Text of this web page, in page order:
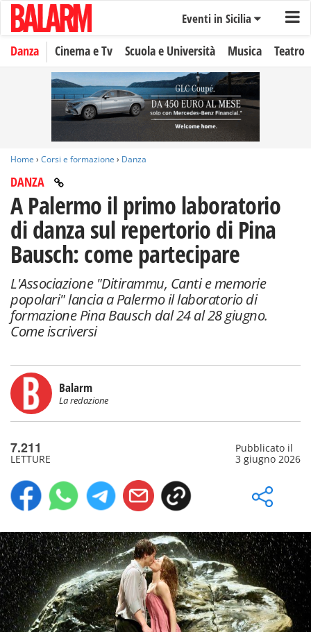
Eventi in Sicilia
Danza Cinema e Tv Scuola e Università Musica Teatro
Home › Corsi e formazione › Danza
DANZA
A Palermo il primo laboratorio
di danza sul repertorio di Pina
Bausch: come partecipare
L'Associazione "Ditirammu, Canti e memorie
popolari" lancia a Palermo il laboratorio di
formazione Pina Bausch dal 24 al 28 giugno.
Come iscriversi
Balarm
La redazione
7.211
LETTURE
Pubblicato il
3 giugno 2026